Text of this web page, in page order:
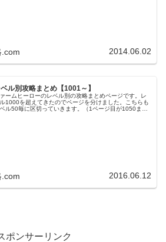
2014.06.02
ル別攻略まとめ【1001～】
ームヒーローのレベル別の攻略まとめページです。レ
1000を超えてきたのでページを分けました。こちらも
ル50毎に区切っていきます。（1ページ目が1050ま
2016.06.12
ポンサーリンク